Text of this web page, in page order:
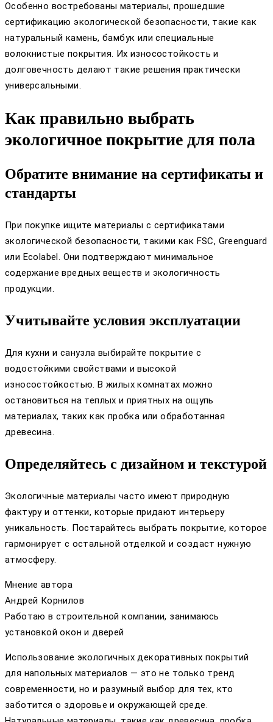
Особенно востребованы материалы, прошедшие
сертификацию экологической безопасности, такие как
натуральный камень, бамбук или специальные
волокнистые покрытия. Их износостойкость и
долговечность делают такие решения практически
универсальными.
Как правильно выбрать
экологичное покрытие для пола
Обратите внимание на сертификаты и
стандарты
При покупке ищите материалы с сертификатами
экологической безопасности, такими как FSC, Greenguard
или Ecolabel. Они подтверждают минимальное
содержание вредных веществ и экологичность
продукции.
Учитывайте условия эксплуатации
Для кухни и санузла выбирайте покрытие с
водостойкими свойствами и высокой
износостойкостью. В жилых комнатах можно
остановиться на теплых и приятных на ощупь
материалах, таких как пробка или обработанная
древесина.
Определяйтесь с дизайном и текстурой
Экологичные материалы часто имеют природную
фактуру и оттенки, которые придают интерьеру
уникальность. Постарайтесь выбрать покрытие, которое
гармонирует с остальной отделкой и создаст нужную
атмосферу.
Мнение автора
Андрей Корнилов
Работаю в строительной компании, занимаюсь
установкой окон и дверей
Использование экологичных декоративных покрытий
для напольных материалов — это не только тренд
современности, но и разумный выбор для тех, кто
заботится о здоровье и окружающей среде.